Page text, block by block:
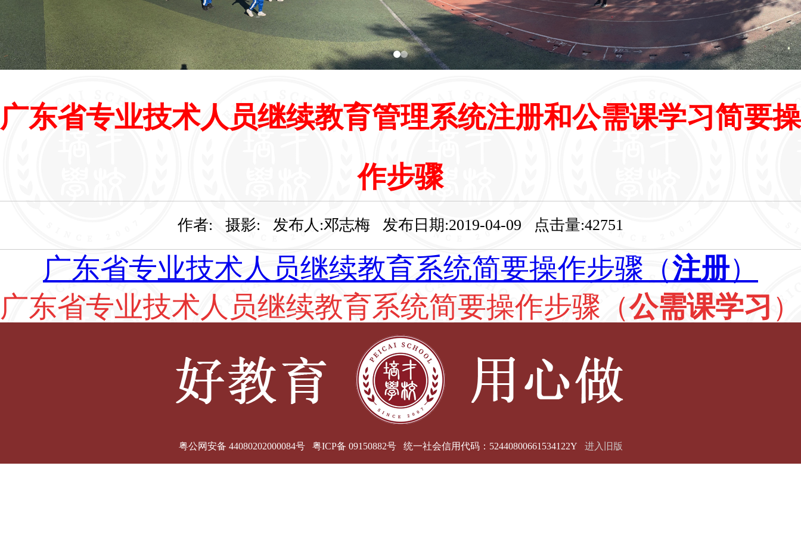
广东省专业技术人员继续教育管理系统注册和公需课学习简要操
作步骤
作者: 摄影: 发布人:邓志梅 发布日期:2019-04-09 点击量:42751
广东省专业技术人员继续教育系统简要操作步骤（公需课学习）
粤公网安备 44080202000084号 粤ICP备 09150882号统一社会信用代码：52440800661534122Y 进入旧版